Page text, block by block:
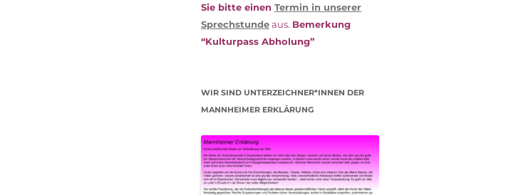
Sie bitte einen Termin in unserer
Sprechstundeaus. Bemerkung
“Kulturpass Abholung”
WIR SIND UNTERZEICHNER*INNEN DER
MANNHEIMER ERKLÄRUNG